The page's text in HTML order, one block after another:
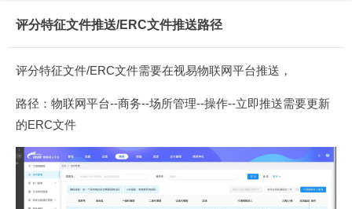
评分特征文件推送/ERC文件推送路径
评分特征文件/ERC文件需要在视易物联网平台推送，
路径：物联网平台--商务--场所管理--操作--立即推送需要更新
的ERC文件